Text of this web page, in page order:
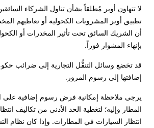
لا تتهاون أوبر مُطلقاً بشأن تناول الشركاء
تطبيق أوبر المشروبات الكحولية أو تعاطيهم
أن الشريك السائق تحت تأثير المخدرات أو
بإنهاء المشوار فوراً.
قد تخضع وسائل التنقُّل التجارية إلى ضرائب
إضافتها إلى رسوم المرور.
يرجى ملاحظة إمكانية فرض رسوم إضافية على
المطار وإليه؛ لتغطية الحد الأدنى من تكاليف
انتظار السيارات في المطارات. وإذا كان نظام